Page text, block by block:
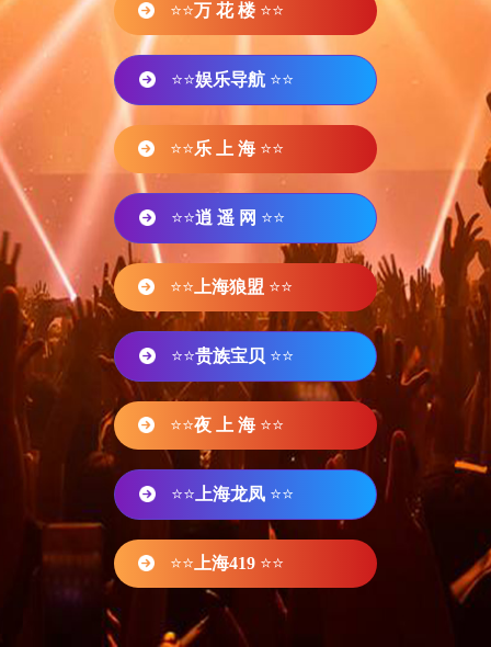
⭐⭐万 花 楼 ⭐⭐
⭐⭐娱乐导航 ⭐⭐
⭐⭐乐 上 海 ⭐⭐
⭐⭐逍 遥 网 ⭐⭐
⭐⭐ 上海狼盟 ⭐⭐
⭐⭐贵族宝贝 ⭐⭐
⭐⭐夜 上 海 ⭐⭐
⭐⭐ 上海龙凤 ⭐⭐
⭐⭐ 上海419 ⭐⭐